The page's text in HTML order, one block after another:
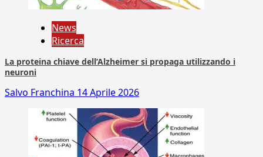
News
Ricerca
La proteina chiave dell’Alzheimer si propaga utilizzando i
neuroni
Salvo Franchina 14 Aprile 2026